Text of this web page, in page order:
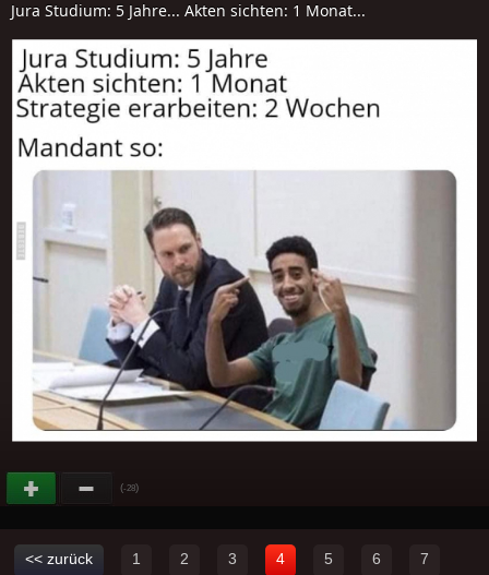
Jura Studium: 5 Jahre... Akten sichten: 1 Monat...
(-28)
<< zurück 1 2 3 4 5 6 7